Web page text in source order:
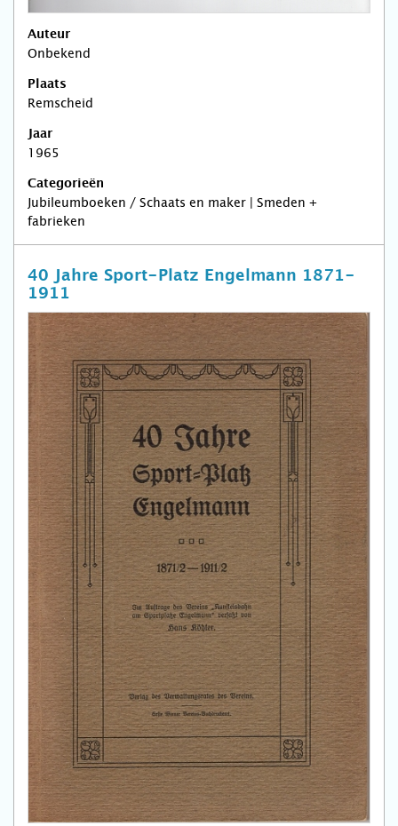
Auteur
Onbekend
Plaats
Remscheid
Jaar
1965
Categorieën
Jubileumboeken / Schaats en maker | Smeden +
fabrieken
40 Jahre Sport-Platz Engelmann 1871-
1911